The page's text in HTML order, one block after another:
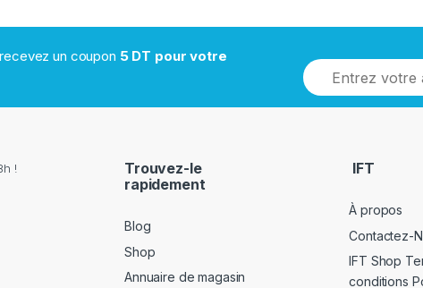
un coupon 5 DT pour votre
!
Trouvez-le
rapidement
Blog
Shop
Annuaire de magasin
IFT
À propos
Contactez-
IFT Shop
conditions